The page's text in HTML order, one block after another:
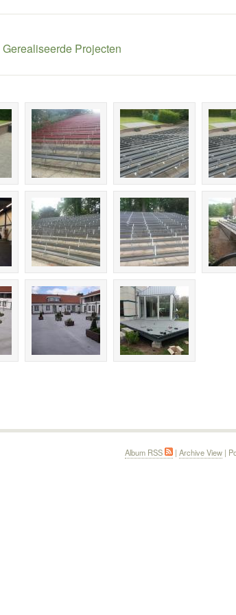
Gerealiseerde Projecten
Album RSS | Archive View |